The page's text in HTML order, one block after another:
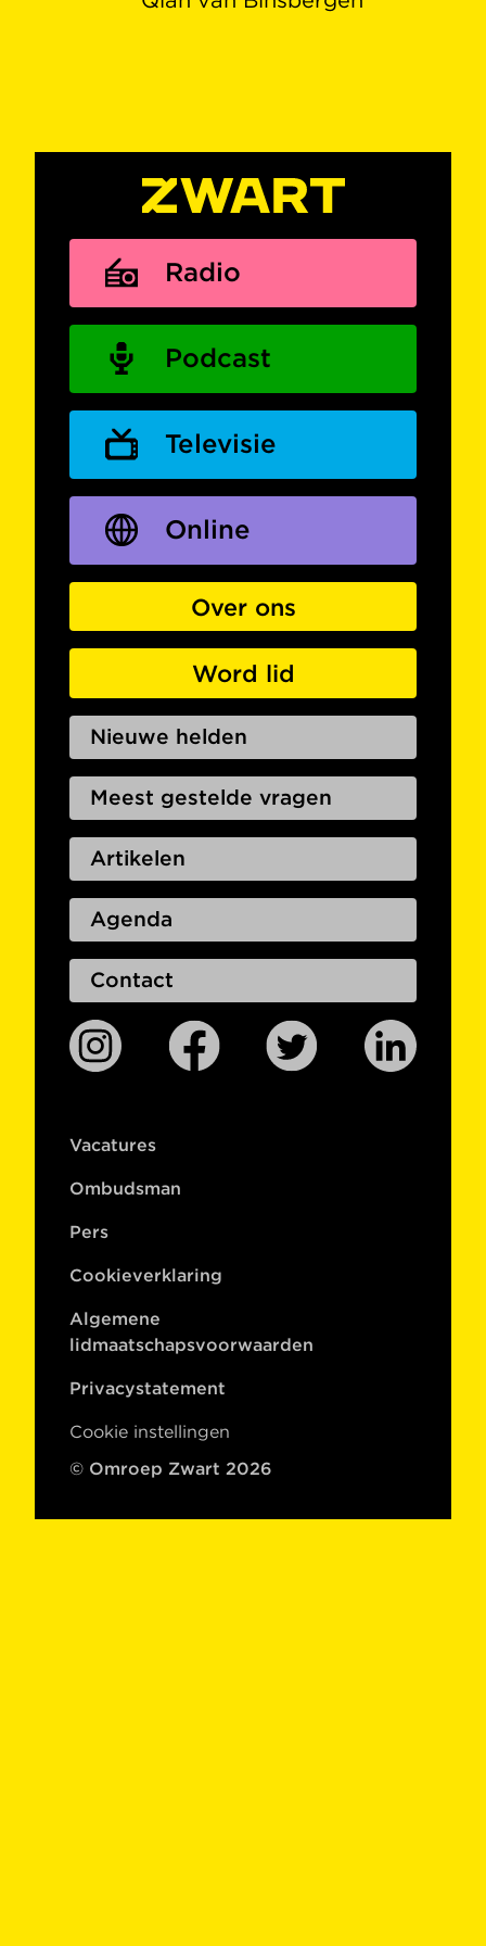
Radio
Podcast
Televisie
Online
Over ons
Word lid
Nieuwe helden
Meest gestelde vragen
Artikelen
Agenda
Contact
Vacatures
Ombudsman
Pers
Cookieverklaring
Algemene
lidmaatschapsvoorwaarden
Privacystatement
Cookie instellingen
© Omroep Zwart 2026